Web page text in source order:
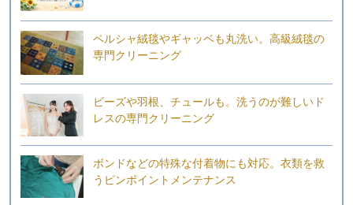
ペルシャ絨毯やギャッベも丸洗い。高級絨毯の
専門クリーニング
ビーズや羽根、チュールも。洗うのが難しいド
レスの専門クリーニング
ボンドなどの特殊な付着物にも対応。衣類を救
うピンポイントメンテナンス